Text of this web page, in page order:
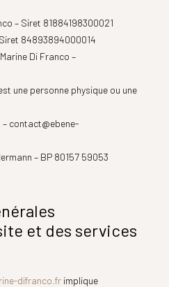
– Siret 81884198300021
84893894000014
Di Franco –
une personne physique ou une
contact@ebene-
– BP 80157 59053
et des services
difranco.fr implique